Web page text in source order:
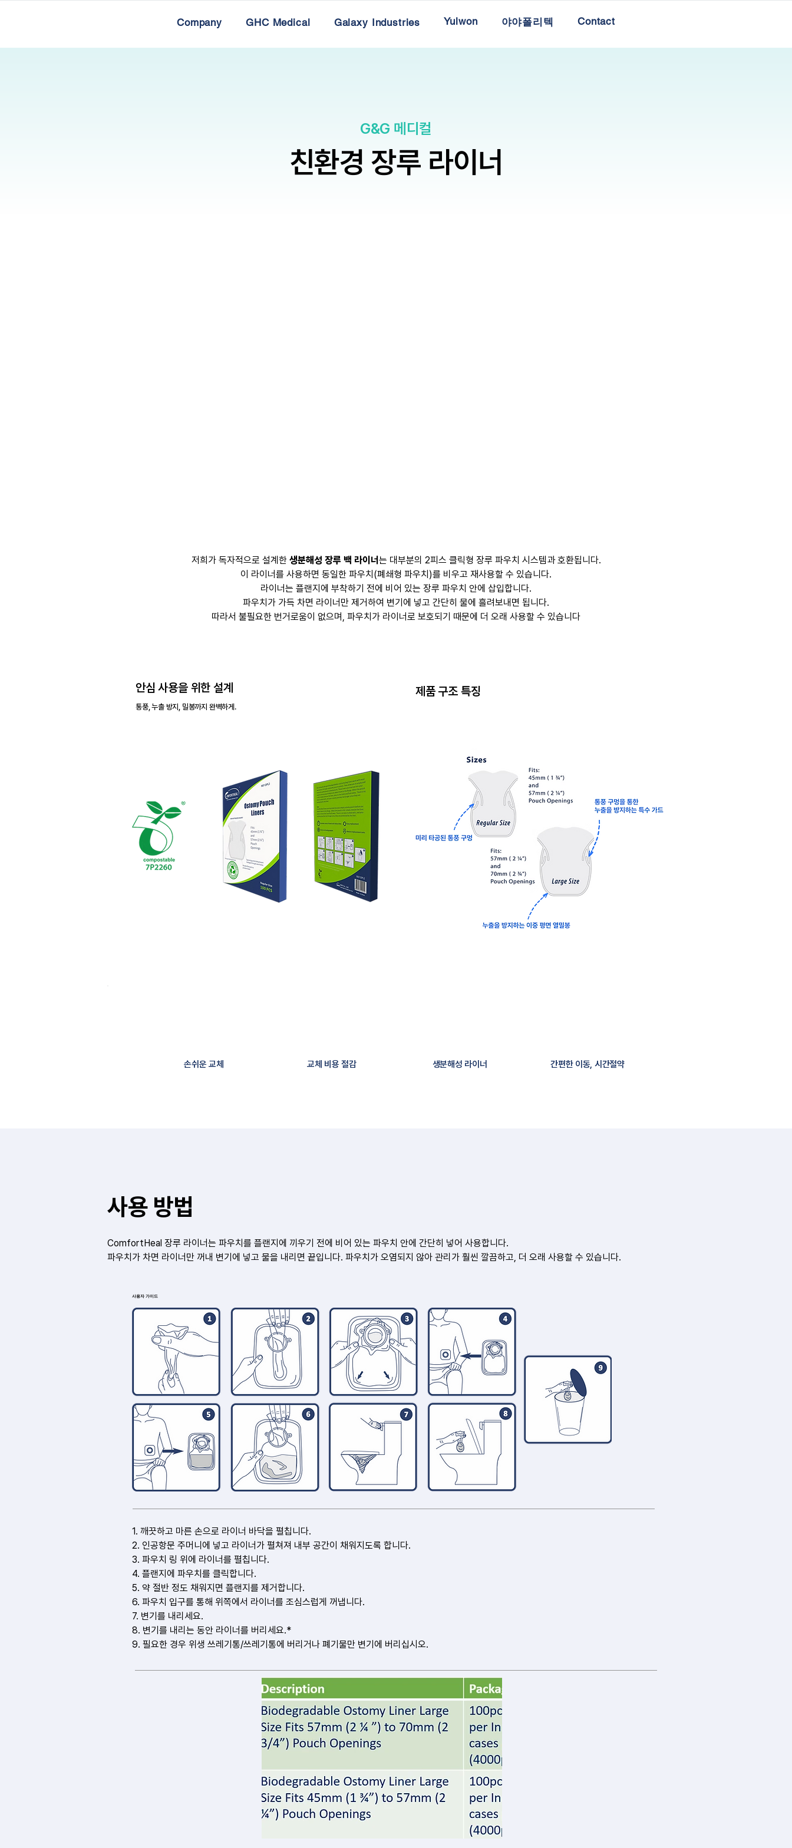
Company GHC Medical Galaxy Industries Yulwon 야야폴리텍 Contact
G&G 메디컬
친환경 장루 라이너
저희가 독자적으로 설계한 생분해성 장루 백 라이너 는 대부분의 2피스 클릭형 장루 파우치 시스템과 호환됩니다.
이 라이너를 사용하면 동일한 파우치(폐쇄형 파우치)를 비우고 재사용할 수 있습니다.
라이너는 플랜지에 부착하기 전에 비어 있는 장루 파우치 안에 삽입합니다.
파우치가 가득 차면 라이너만 제거하여 변기에 넣고 간단히 물에 흘려보내면 됩니다.
따라서 불필요한 번거로움이 없으며, 파우치가 라이너로 보호되기 때문에 더 오래 사용할 수 있습니다
안심 사용을 위한 설계
통풍, 누출 방지, 밀봉까지 완벽하게.
제품 구조 특징
손쉬운 교체 교체 비용 절감 생분해성 라이너 간편한 이동, 시간절약
사용 방법
ComfortHeal 장루 라이너는 파우치를 플랜지에 끼우기 전에 비어 있는 파우치 안에 간단히 넣어 사용합니다.
파우치가 차면 라이너만 꺼내 변기에 넣고 물을 내리면 끝입니다. 파우치가 오염되지 않아 관리가 훨씬 깔끔하고, 더 오래 사용할 수 있습니다.
사용자 가이드
1. 깨끗하고 마른 손으로 라이너 바닥을 펼칩니다.
2. 인공항문 주머니에 넣고 라이너가 펼쳐져 내부 공간이 채워지도록 합니다.
3. 파우치 링 위에 라이너를 펼칩니다.
4. 플랜지에 파우치를 클릭합니다.
5. 약 절반 정도 채워지면 플랜지를 제거합니다.
6. 파우치 입구를 통해 위쪽에서 라이너를 조심스럽게 꺼냅니다.
7. 변기를 내리세요.
8. 변기를 내리는 동안 라이너를 버리세요.*
9. 필요한 경우 위생 쓰레기통/쓰레기통에 버리거나 폐기물만 변기에 버리십시오.